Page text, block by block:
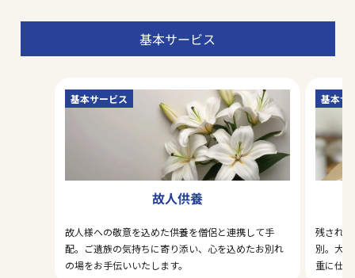
基本サービス
基本サービス
故人供養
故人様への敬意を込めた供養を僧侶と連携して手
配。ご遺族の気持ちに寄り添い、心を込めたお別れ
の場をお手伝いいたします。
基本サ
残され
別。大
重に仕